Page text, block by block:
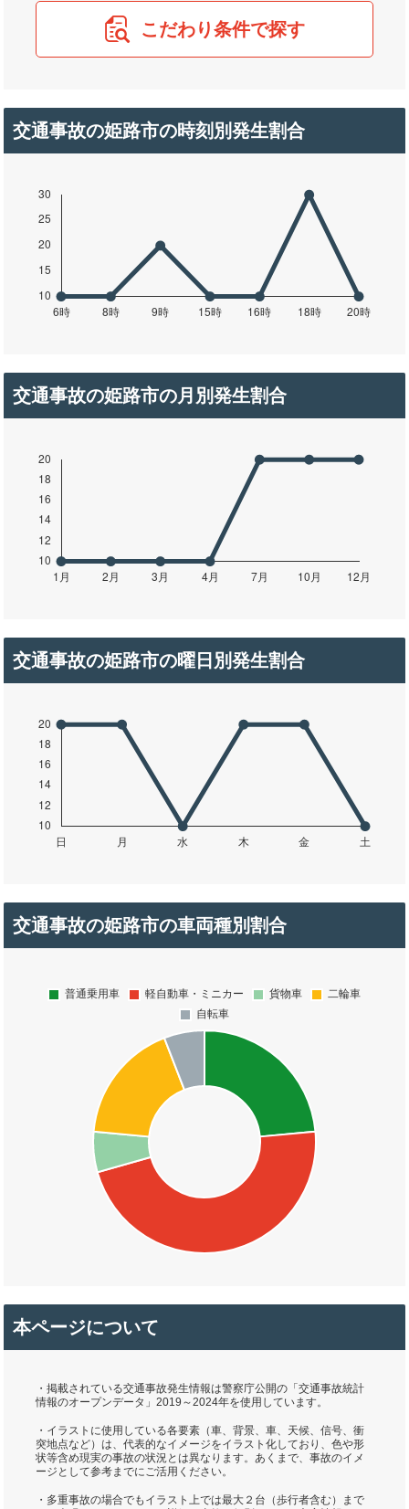
こだわり条件で探す
交通事故の姫路市の時刻別発生割合
交通事故の姫路市の月別発生割合
交通事故の姫路市の曜日別発生割合
交通事故の姫路市の車両種別割合
本ページについて
・掲載されている交通事故発生情報は警察庁公開の「交通事故統計
情報のオープンデータ」2019～2024年を使用しています。
・イラストに使用している各要素（車、背景、車、天候、信号、衝
突地点など）は、代表的なイメージをイラスト化しており、色や形
状等含め現実の事故の状況とは異なります。あくまで、事故のイメ
ージとして参考までにご活用ください。
・多重事故の場合でもイラスト上では最大２台（歩行者含む）まで